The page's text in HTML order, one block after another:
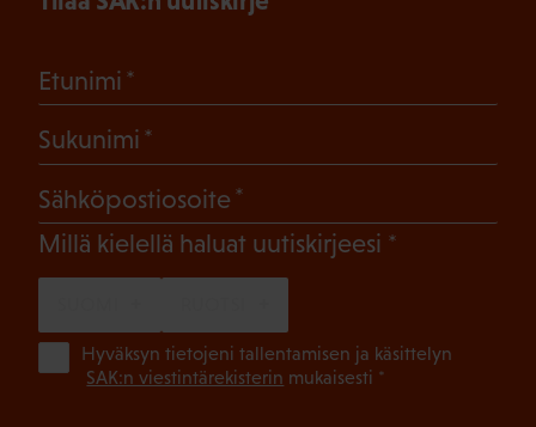
Etunimi
Sukunimi
Sähköpostiosoite
Millä kielellä haluat uutiskirjeesi (Pakollinen)
Hyväksyn tietojeni tallentamisen ja käsittelyn
SAK:n viestintärekisterin mukaisesti *